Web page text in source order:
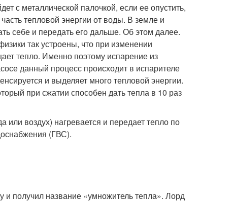
с металлической палочкой, если ее опустить,
тепловой энергии от воды. В земле и
себе и передать его дальше. Об этом далее.
так устроены, что при изменении
тепло. Именно поэтому испарение из
данный процесс происходит в испарителе
и выделяет много тепловой энергии.
при сжатии способен дать тепла в 10 раз
или воздух) нагревается и передает тепло по
(ГВС).
получил название «умножитель тепла». Лорд